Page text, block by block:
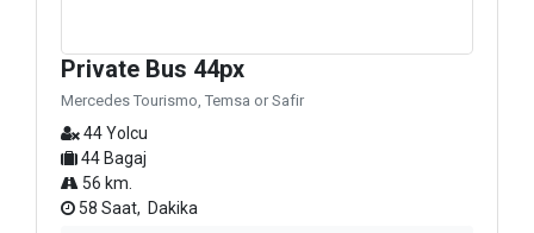
Private Bus 44px
Mercedes Tourismo, Temsa or Safir
44 Yolcu
44 Bagaj
56 km.
58 Saat, Dakika